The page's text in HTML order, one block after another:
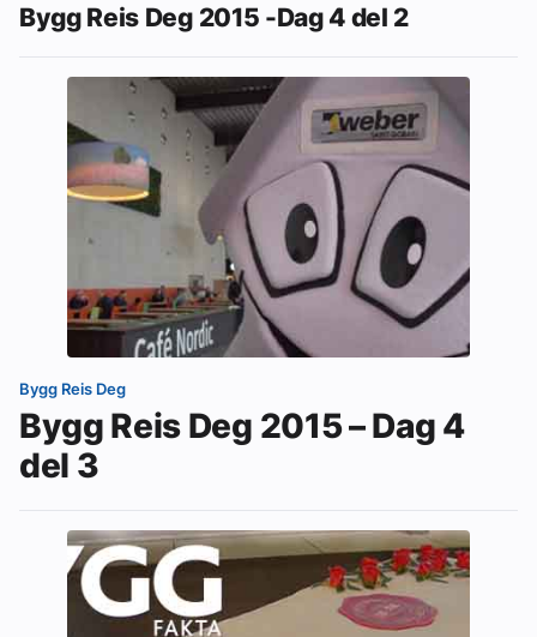
Bygg Reis Deg 2015 -Dag 4 del 2
Bygg Reis Deg
Bygg Reis Deg 2015 – Dag 4
del 3